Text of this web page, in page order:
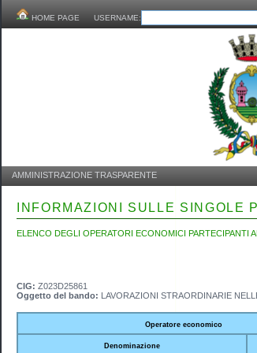
HOME PAGE USERNAME:
AMMINISTRAZIONE TRASPARENTE
INFORMAZIONI SULLE SINGOLE
ELENCO DEGLI OPERATORI ECONOMICI PARTECIPANTI
CIG: Z023D25861
Oggetto del bando: LAVORAZIONI STRAORDINARIE
Operatore economico
Denominazione